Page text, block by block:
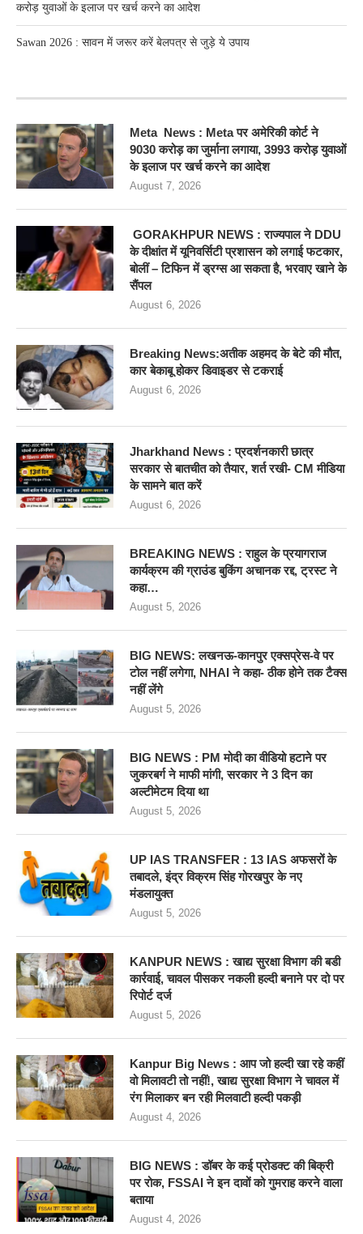
करोड़ युवाओं के इलाज पर खर्च करने का आदेश
Sawan 2026 : सावन में जरूर करें बेलपत्र से जुड़े ये उपाय
Meta News : Meta पर अमेरिकी कोर्ट ने
9030 करोड़ का जुर्माना लगाया, 3993 करोड़ युवाओं
के इलाज पर खर्च करने का आदेश
August 7, 2026
GORAKHPUR NEWS : राज्यपाल ने DDU
के दीक्षांत में यूनिवर्सिटी प्रशासन को लगाई फटकार,
बोलीं – टिफिन में ड्रग्स आ सकता है, भरवाए खाने के
सैंपल
August 6, 2026
Breaking News:अतीक अहमद के बेटे की मौत,
कार बेकाबू होकर डिवाइडर से टकराई
August 6, 2026
Jharkhand News : प्रदर्शनकारी छात्र
सरकार से बातचीत को तैयार, शर्त रखी- CM मीडिया
के सामने बात करें
August 6, 2026
BREAKING NEWS : राहुल के प्रयागराज
कार्यक्रम की ग्राउंड बुकिंग अचानक रद्द, ट्रस्ट ने
कहा…
August 5, 2026
BIG NEWS: लखनऊ-कानपुर एक्सप्रेस-वे पर
टोल नहीं लगेगा, NHAI ने कहा- ठीक होने तक टैक्स
नहीं लेंगे
August 5, 2026
BIG NEWS : PM मोदी का वीडियो हटाने पर
जुकरबर्ग ने माफी मांगी, सरकार ने 3 दिन का
अल्टीमेटम दिया था
August 5, 2026
UP IAS TRANSFER : 13 IAS अफसरों के
तबादले, इंद्र विक्रम सिंह गोरखपुर के नए
मंडलायुक्त
August 5, 2026
KANPUR NEWS : खाद्य सुरक्षा विभाग की बडी
कार्रवाई, चावल पीसकर नकली हल्दी बनाने पर दो पर
रिपोर्ट दर्ज
August 5, 2026
Kanpur Big News : आप जो हल्दी खा रहे कहीं
वो मिलावटी तो नहीं!, खाद्य सुरक्षा विभाग ने चावल में
रंग मिलाकर बन रही मिलवाटी हल्दी पकड़ी
August 4, 2026
BIG NEWS : डॉबर के कई प्रोडक्ट की बिक्री
पर रोक, FSSAI ने इन दावों को गुमराह करने वाला
बताया
August 4, 2026